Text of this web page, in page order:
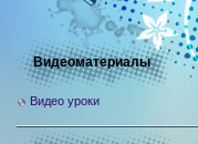
Видеоматериалы
Видео уроки